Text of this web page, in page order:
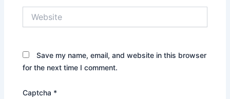
Save my name, email, and website in this browser
for the next time I comment.
Captcha *